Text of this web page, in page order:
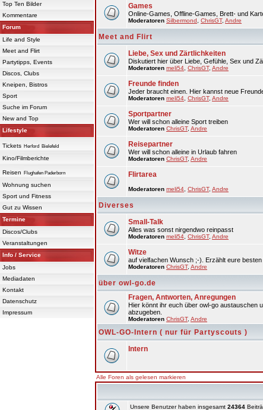
Top Ten Bilder
Kommentare
Forum
Life and Style
Meet and Flirt
Partytipps, Events
Discos, Clubs
Kneipen, Bistros
Sport
Suche im Forum
New and Top
Lifestyle
Tickets Herford Bielefeld
Kino/Filmberichte
Reisen Flughafen Paderborn
Wohnung suchen
Sport und Fitness
Gut zu Wissen
Termine
Discos/Clubs
Veranstaltungen
Info / Service
Jobs
Mediadaten
Kontakt
Datenschutz
Impressum
Games
Online-Games, Offline-Games, Brett- und
Moderatoren Silbermond ChrisGT, Andre
Meet and Flirt
Liebe, Sex und Zärtlichkeiten
Diskutiert hier über Liebe, Gefühle, Sex und
Moderatoren meli54 ChrisGT, Andre
Freunde finden
Jeder braucht einen. Hier kannst neue
Moderatoren meli54 ChrisGT, Andre
Sportpartner
Wer will schon alleine Sport treiben
Moderatoren ChrisGT, Andre
Reisepartner
Wer will schon alleine in Urlaub fahren
Moderatoren ChrisGT, Andre
Flirtarea
Moderatoren meli54 ChrisGT, Andre
Diverses
Small-Talk
Alles was sonst nirgendwo reinpasst
Moderatoren meli54 ChrisGT, Andre
Witze
auf vielfachen Wunsch ;-). Erzählt eure besten
Moderatoren ChrisGT, Andre
über owl-go.de
Fragen, Antworten, Anregungen
Hier könnt ihr euch über owl-go austauschen
abzugeben.
Moderatoren ChrisGT, Andre
OWL-GO-Intern ( nur für Partyscouts )
Intern
Alle Foren als gelesen markieren
Unsere Benutzer haben insgesamt 24364